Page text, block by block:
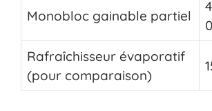
Monobloc gainable partiel
Rafraîchisseur évaporatif
(pour comparaison)